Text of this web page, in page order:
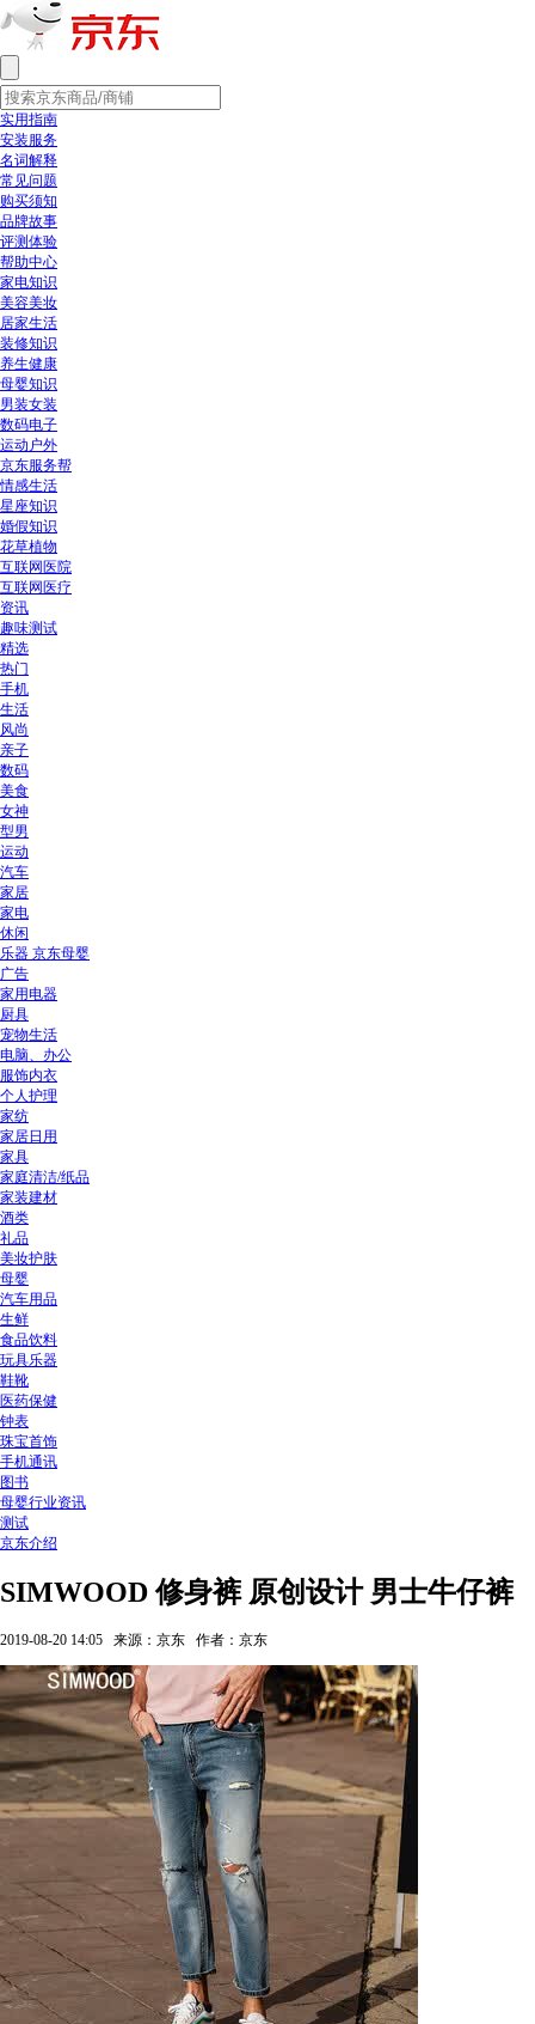
实用指南
安装服务
名词解释
常见问题
购买须知
品牌故事
评测体验
帮助中心
家电知识
美容美妆
居家生活
装修知识
养生健康
母婴知识
男装女装
数码电子
运动户外
京东服务帮
情感生活
星座知识
婚假知识
花草植物
互联网医院
互联网医疗
资讯
趣味测试
精选
热门
手机
生活
风尚
亲子
数码
美食
女神
型男
运动
汽车
家居
家电
休闲
乐器 京东母婴
广告
家用电器
厨具
宠物生活
电脑、办公
服饰内衣
个人护理
家纺
家居日用
家具
家庭清洁/纸品
家装建材
酒类
礼品
美妆护肤
母婴
汽车用品
生鲜
食品饮料
玩具乐器
鞋靴
医药保健
钟表
珠宝首饰
手机通讯
图书
母婴行业资讯
测试
京东介绍
SIMWOOD 修身裤 原创设计 男士牛仔裤
2019-08-20 14:05 来源：京东 作者：京东